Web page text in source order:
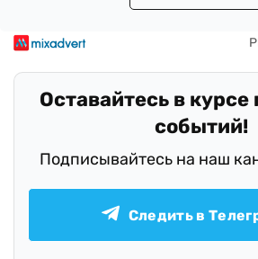
Оставайтесь в
событий!
Подписывайтесь на наш
Следить в